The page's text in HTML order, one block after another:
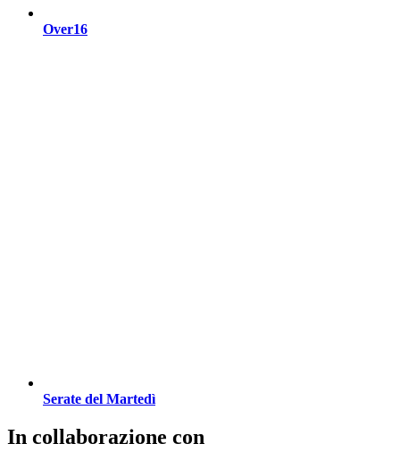
Over16
Serate del Martedì
In collaborazione con